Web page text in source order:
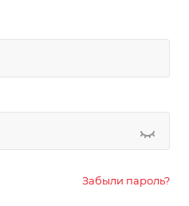
Забыли пароль?